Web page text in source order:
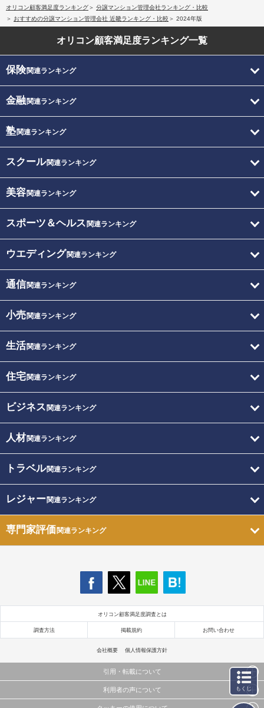
オリコン顧客満足度ランキング
分譲マンション管理会社ランキング・比較
おすすめの分譲マンション管理会社 近畿ランキング・比較
2024年版
オリコン顧客満足度ランキング一覧
保険関連ランキング
金融関連ランキング
塾関連ランキング
スクール関連ランキング
美容関連ランキング
スポーツ＆ヘルス 関連ランキング
ウエディング関連ランキング
通信関連ランキング
小売関連ランキング
生活関連ランキング
住宅関連ランキング
ビジネス 関連ランキング
人材関連ランキング
トラベル関連ランキング
レジャー関連ランキング
専門家評価関連ランキング
オリコン顧客満足度調査とは
調査方法 掲載規約 お問い合わせ
会社概要 個人情報保護方針
引用・転載について
当サイトで公開されている情報（文字、写真、イラスト、画像データ等）及びこれらの配置・
利用者の声について もくじ